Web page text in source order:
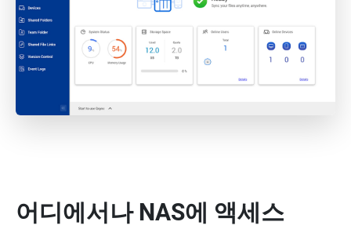
어디에서나 NAS에 액세스